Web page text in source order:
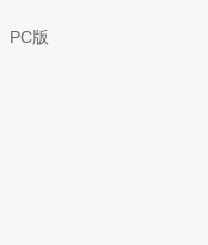
PC版